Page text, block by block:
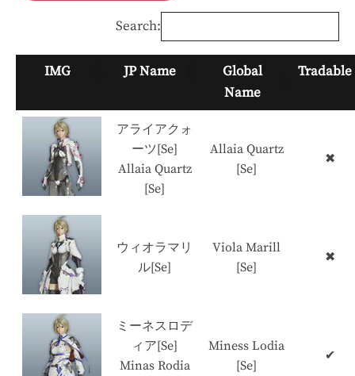
Search:
IMG JP Name
Global
Name
Tradable
アライアクォ
ーツ[Se]
Allaia Quartz
[Se]
Allaia Quartz
[Se]
✖
ウィオラマリ
ル[Se]
Viola Marill
[Se]
✖
ミーネスロデ
ィア[Se]
Minas Rodia
Miness Lodia
[Se]
✔